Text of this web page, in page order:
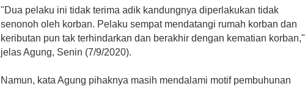
"Dua pelaku ini tidak terima adik kandungnya diperlakukan tidak
senonoh oleh korban. Pelaku sempat mendatangi rumah korban dan
keributan pun tak terhindarkan dan berakhir dengan kematian korban,"
jelas Agung, Senin (7/9/2020).
Namun, kata Agung pihaknya masih mendalami motif pembuhunan